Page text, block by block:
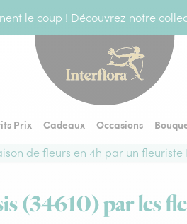
le coup ! Découvrez notre
Prix Cadeaux Occasions
de fleurs en 4h par un fleuriste
(34610) par les